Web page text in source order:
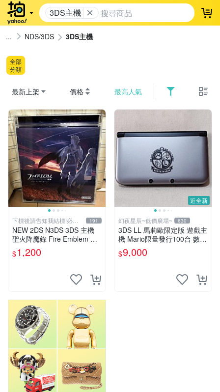
3DS主機 登
NDS/3DS 3DS主機
全部
分類
最新上架 價格 最高人氣
下標後請告知我結標!必看
關於我
191
NEW 2DS N3DS 3DS 主機
聖火降魔錄 Fire Emblem 覺
醒 音樂CD 原聲精選集 日版
$1,200
近全新
幻夜星辰~低價廣場~ 630
3DS LL 馬莉歐限定版 遊戲主
機 Mario限量發行100台 數量
超稀少 美品 BB0290
$9,000